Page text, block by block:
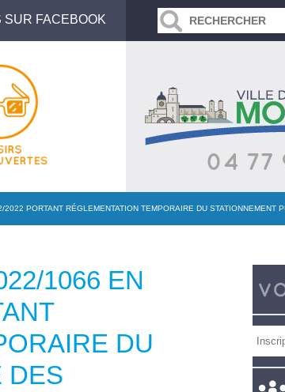
SUR FACEBOOK
PORTANT RÉGLEMENTATION TEMPORAIRE DU STATIONNEMENT
1066 EN
DU
DES